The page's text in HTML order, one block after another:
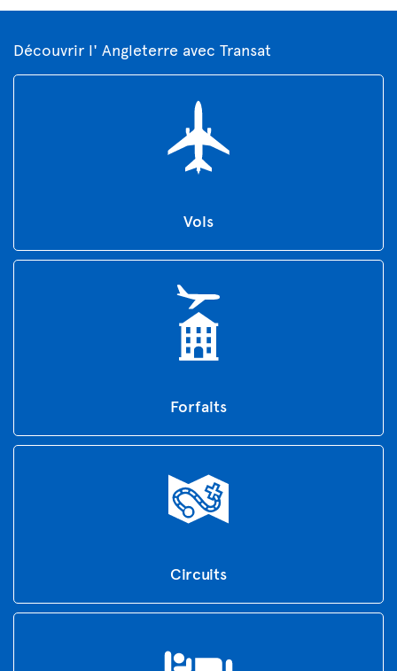
Découvrir l' Angleterre avec Transat
Vols
Forfaits
Circuits